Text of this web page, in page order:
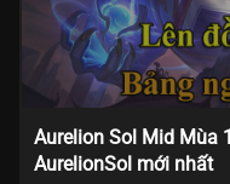
Aurelion Sol Mid Mùa
AurelionSol mới nhất